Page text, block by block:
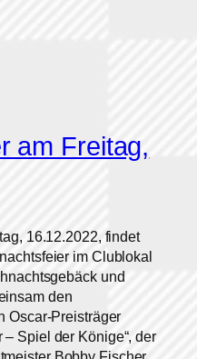
am Freitag,
16.12.2022, findet
im Clublokal
und
den
Oscar-Preisträger
Spiel der Könige“, der